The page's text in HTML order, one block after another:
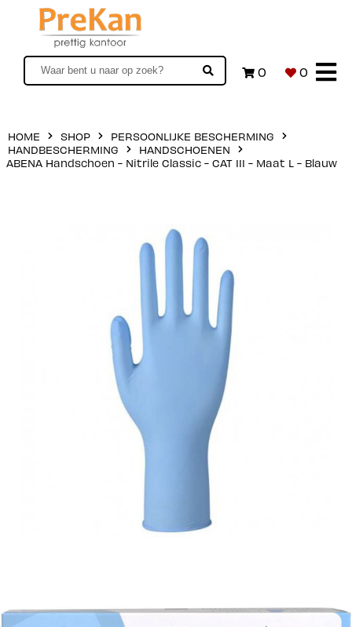
0 0
HOME SHOP
PERSOONLIJKE BESCHERMING
HANDBESCHERMING
HANDSCHOENEN
ABENA Handschoen - Nitrile Classic - CAT III - Maat L - Blauw